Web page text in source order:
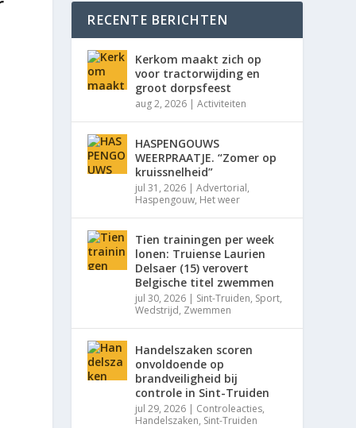
RECENTE BERICHTEN
Kerkom maakt zich op
voor tractorwijding en
groot dorpsfeest
aug 2, 2026 |Activiteiten
HASPENGOUWS
WEERPRAATJE. “Zomer op
kruissnelheid”
jul 31, 2026 |Advertorial,
Haspengouw, Het weer
Tien trainingen per week
lonen: Truiense Laurien
Delsaer (15) verovert
Belgische titel zwemmen
jul 30, 2026 | Sint-Truiden, Sport,
Wedstrijd, Zwemmen
Handelszaken scoren
onvoldoende op
brandveiligheid bij
controle in Sint-Truiden
jul 29, 2026 | Controleacties,
Handelszaken, Sint-Truiden